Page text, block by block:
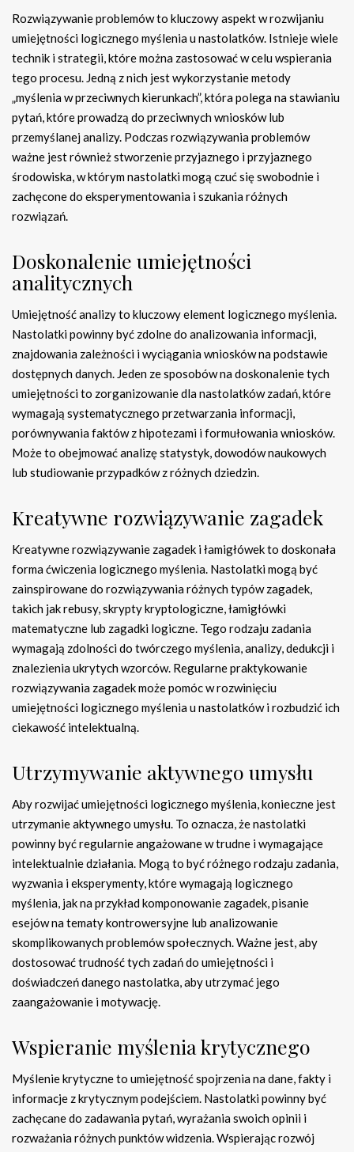
Rozwiązywanie problemów to kluczowy aspekt w rozwijaniu
umiejętności logicznego myślenia u nastolatków. Istnieje wiele
technik i strategii, które można zastosować w celu wspierania
tego procesu. Jedną z nich jest wykorzystanie metody
„myślenia w przeciwnych kierunkach”, która polega na stawianiu
pytań, które prowadzą do przeciwnych wniosków lub
przemyślanej analizy. Podczas rozwiązywania problemów
ważne jest również stworzenie przyjaznego i przyjaznego
środowiska, w którym nastolatki mogą czuć się swobodnie i
zachęcone do eksperymentowania i szukania różnych
rozwiązań.
Doskonalenie umiejętności
analitycznych
Umiejętność analizy to kluczowy element logicznego myślenia.
Nastolatki powinny być zdolne do analizowania informacji,
znajdowania zależności i wyciągania wniosków na podstawie
dostępnych danych. Jeden ze sposobów na doskonalenie tych
umiejętności to zorganizowanie dla nastolatków zadań, które
wymagają systematycznego przetwarzania informacji,
porównywania faktów z hipotezami i formułowania wniosków.
Może to obejmować analizę statystyk, dowodów naukowych
lub studiowanie przypadków z różnych dziedzin.
Kreatywne rozwiązywanie zagadek
Kreatywne rozwiązywanie zagadek i łamigłówek to doskonała
forma ćwiczenia logicznego myślenia. Nastolatki mogą być
zainspirowane do rozwiązywania różnych typów zagadek,
takich jak rebusy, skrypty kryptologiczne, łamigłówki
matematyczne lub zagadki logiczne. Tego rodzaju zadania
wymagają zdolności do twórczego myślenia, analizy, dedukcji i
znalezienia ukrytych wzorców. Regularne praktykowanie
rozwiązywania zagadek może pomóc w rozwinięciu
umiejętności logicznego myślenia u nastolatków i rozbudzić ich
ciekawość intelektualną.
Utrzymywanie aktywnego umysłu
Aby rozwijać umiejętności logicznego myślenia, konieczne jest
utrzymanie aktywnego umysłu. To oznacza, że nastolatki
powinny być regularnie angażowane w trudne i wymagające
intelektualnie działania. Mogą to być różnego rodzaju zadania,
wyzwania i eksperymenty, które wymagają logicznego
myślenia, jak na przykład komponowanie zagadek, pisanie
esejów na tematy kontrowersyjne lub analizowanie
skomplikowanych problemów społecznych. Ważne jest, aby
dostosować trudność tych zadań do umiejętności i
doświadczeń danego nastolatka, aby utrzymać jego
zaangażowanie i motywację.
Wspieranie myślenia krytycznego
Myślenie krytyczne to umiejętność spojrzenia na dane, fakty i
informacje z krytycznym podejściem. Nastolatki powinny być
zachęcane do zadawania pytań, wyrażania swoich opinii i
rozważania różnych punktów widzenia. Wspierając rozwój